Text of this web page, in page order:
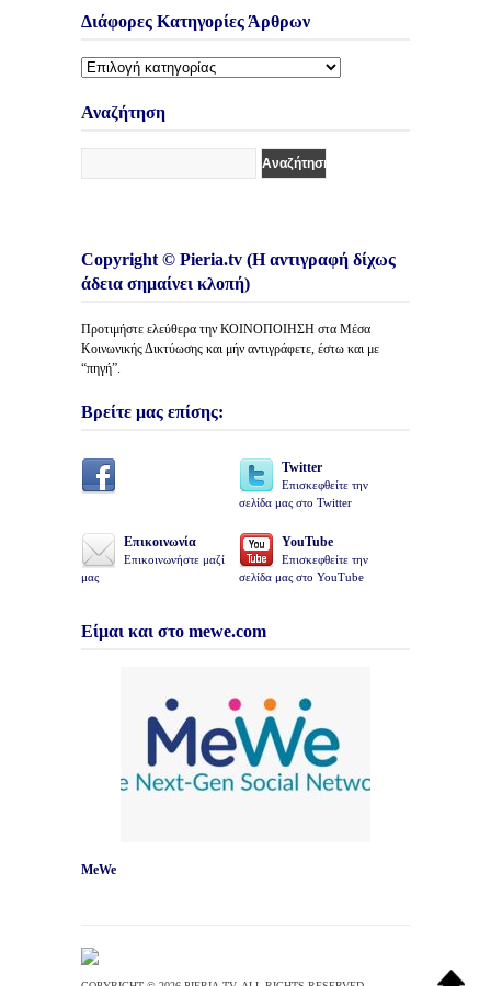
Διάφορες Κατηγορίες Άρθρων
Διάφορες
Άρθρων
Αναζήτηση
Copyright © Pieria.tv (Η αντιγραφή δίχως
άδεια σημαίνει κλοπή)
Προτιμήστε ελεύθερα την ΚΟΙΝΟΠΟΙΗΣΗ στα Μέσα
Κοινωνικής Δικτύωσης και μήν αντιγράφετε, έστω και με
“πηγή”.
Βρείτε μας επίσης:
Twitter
Επισκεφθείτε την
σελίδα μας στο Twitter
Επικοινωνία
Επικοινωνήστε μαζί
μας
YouTube
Επισκεφθείτε την
σελίδα μας στο YouTube
Είμαι και στο mewe.com
MeWe